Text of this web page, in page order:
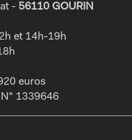
- 56110 GOURIN
et 14h-19h
euros
1339646